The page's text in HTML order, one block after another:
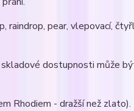
raindrop, pear, vlepovací,
dostupnosti může
Rhodiem - dražší než zlato).